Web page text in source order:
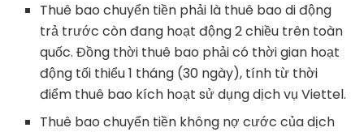
Thuê bao chuyển tiền phải là thuê bao di động
trả trước còn đang hoạt động 2 chiều trên toàn
quốc. Đồng thời thuê bao phải có thời gian hoạt
động tối thiểu 1 tháng (30 ngày), tính từ thời
điểm thuê bao kích hoạt sử dụng dịch vụ Viettel.
Thuê bao chuyển tiền không nợ cước của dịch